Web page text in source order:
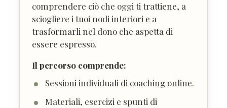
comprendere ciò che oggi ti trattiene, a
sciogliere i tuoi nodi interiori e a
trasformarli nel dono che aspetta di
essere espresso.
Il percorso comprende:
Sessioni individuali di coaching online.
Materiali, esercizi e spunti di